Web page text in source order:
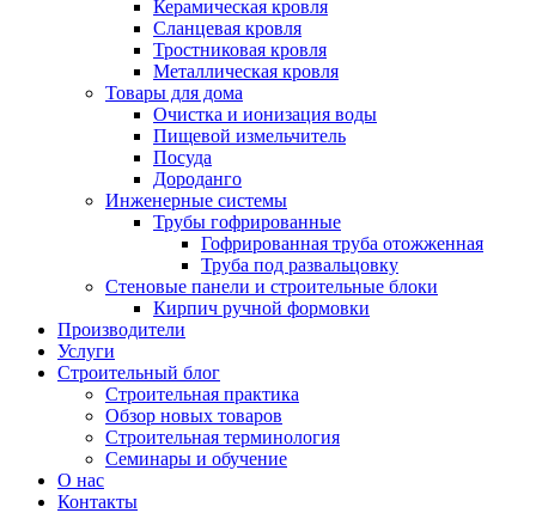
Керамическая кровля
Сланцевая кровля
Тростниковая кровля
Металлическая кровля
Товары для дома
Очистка и ионизация воды
Пищевой измельчитель
Посуда
Дороданго
Инженерные системы
Трубы гофрированные
Гофрированная труба отожженная
Труба под развальцовку
Стеновые панели и строительные блоки
Кирпич ручной формовки
Производители
Услуги
Строительный блог
Строительная практика
Обзор новых товаров
Строительная терминология
Семинары и обучение
О нас
Контакты